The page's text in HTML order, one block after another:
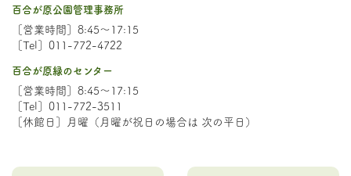
百合が原公園管理事務所
［営業時間］8:45～17:15
［Tel］011-772-4722
百合が原緑のセンター
［営業時間］8:45～17:15
［Tel］011-772-3511
［休館日］月曜（月曜が祝日の場合は 次の平日）